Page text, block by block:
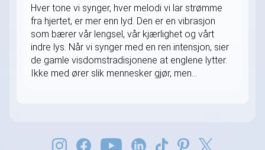
Hver tone vi synger, hver melodi vi lar strømme
fra hjertet, er mer enn lyd. Den er en vibrasjon
som bærer vår lengsel, vår kjærlighet og vårt
indre lys. Når vi synger med en ren intensjon, sier
de gamle visdomstradisjonene at englene lytter.
Ikke med ører slik mennesker gjør, men...